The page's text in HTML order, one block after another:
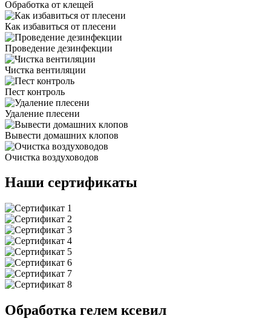
Обработка от клещей
Как избавиться от плесени
Проведение дезинфекции
Чистка вентиляции
Пест контроль
Удаление плесени
Вывести домашних клопов
Очистка воздуховодов
Наши сертификаты
Обработка гелем ксевил